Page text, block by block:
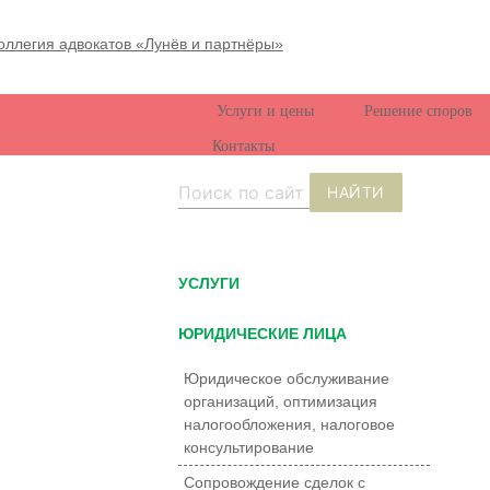
Услуги и цены Решение споров
Контакты
НАЙТИ
УCЛУГИ
ЮРИДИЧЕСКИЕ ЛИЦА
Юридическое обслуживание
организаций, оптимизация
налогообложения, налоговое
консультирование
Сопровождение сделок с